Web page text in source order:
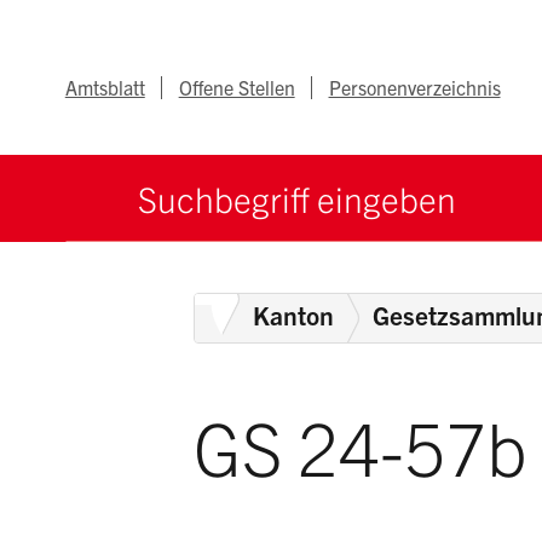
Metanav
Amtsblatt Offene Stellen Personenverzeichnis
Suchbegriff
HomeKanton
GS 24-57b